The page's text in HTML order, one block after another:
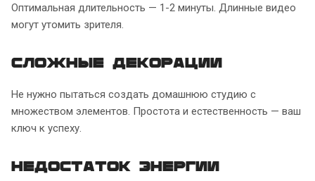
Оптимальная длительность — 1-2 минуты. Длинные видео
могут утомить зрителя.
Сложные декорации
Не нужно пытаться создать домашнюю студию с
множеством элементов. Простота и естественность — ваш
ключ к успеху.
Недостаток энергии